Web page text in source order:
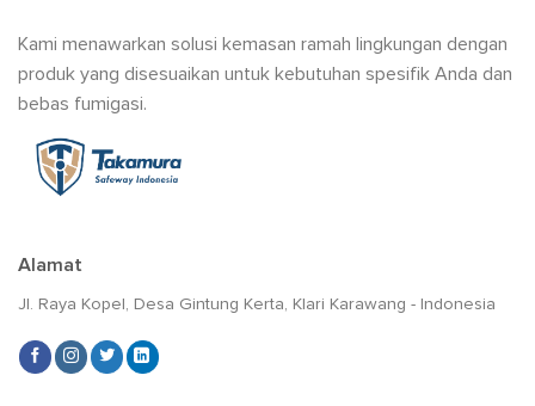
Kami menawarkan solusi kemasan ramah lingkungan dengan
produk yang disesuaikan untuk kebutuhan spesifik Anda dan
bebas fumigasi.
Alamat
Jl. Raya Kopel, Desa Gintung Kerta, Klari Karawang - Indonesia